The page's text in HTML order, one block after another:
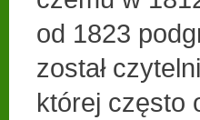
od 1823
został
której często